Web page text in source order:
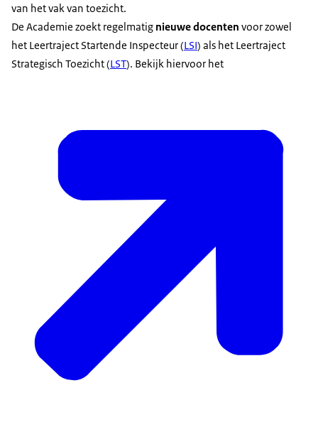
van het vak van toezicht.
De Academie zoekt regelmatig nieuwe docenten voor zowel
het Leertraject Startende Inspecteur (LSI) als het Leertraject
Strategisch Toezicht (LST). Bekijk hiervoor het